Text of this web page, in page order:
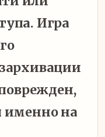
Игра
именно на